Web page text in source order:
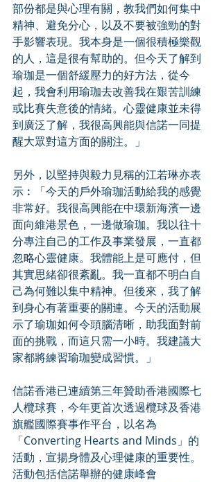
部份都是與心理有關，教我們如何集中
精神、避免分心，以及不要被強勁的對
手影響表現。我本身是一個很積極樂觀
的人，這是很有幫助的。但今天了解到
瑜珈是一個舒緩壓力的好方法，從今
起，我會利用瑜珈去改善我在艱苦訓練
或比賽失意後的情緒。心靈健康並未得
到廣泛了解，我很高興能與信諾一同提
醒大眾對這方面的關注。」
另外，以堅持與毅力見稱的江若琳亦表
示︰「今天的戶外瑜珈活動給我的感覺
非常好。我很高興能在中環新海濱一邊
面向維港景色，一邊做瑜珈。我以往十
分專注自己的工作及事業發展，一直都
忽略心靈健康。我體能上是可應付，但
其實思緒卻很紊亂。我一直都不明白自
己為何難以集中精神。但後來，我了解
到身心有著重要的關連。今天的活動展
示了瑜珈如何令頭腦清晰，助我面對前
面的挑戰，而這只需一小時。我建議大
家都將練習瑜珈變成習慣。」
信諾香港已連續第三年贊助香港國際七
人欖球賽，今年更首次透過欖球及香港
旗艦國際賽事作平台，以名為
「Converting Hearts and Minds」的
活動，宣揚身體及心理健康的重要性。
活動包括信諾舉辦的健康峰會